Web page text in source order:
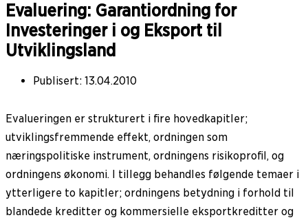
Evaluering: Garantiordning for
Investeringer i og Eksport til
Utviklingsland
Publisert: 13.04.2010
Evalueringen er strukturert i fire hovedkapitler;
utviklingsfremmende effekt, ordningen som
næringspolitiske instrument, ordningens risikoprofil, og
ordningens økonomi. I tillegg behandles følgende temaer i
ytterligere to kapitler; ordningens betydning i forhold til
blandede kreditter og kommersielle eksportkreditter og